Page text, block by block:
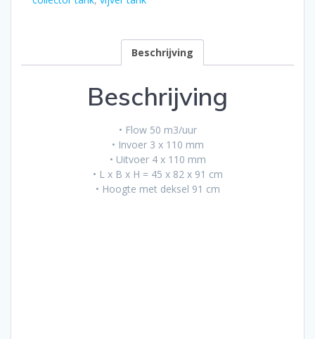
Beschrijving
Beschrijving
• Flow 50 m3/uur
• Invoer 3 x 110 mm
• Uitvoer 4 x 110 mm
• L x B x H = 45 x 82 x 91 cm
• Hoogte met deksel 91 cm